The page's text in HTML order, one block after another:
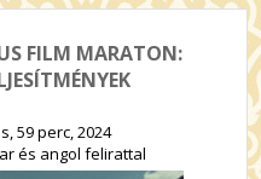
FILM MARATON:
59 perc, 2024
és angol felirattal